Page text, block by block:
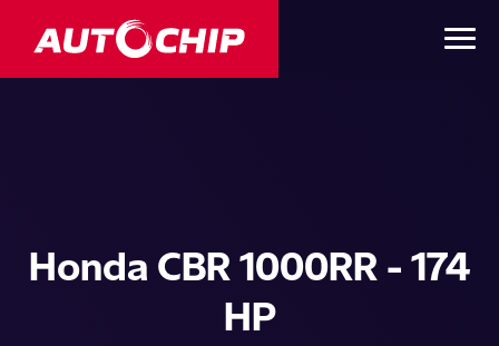
Honda CBR 1000RR - 174
HP